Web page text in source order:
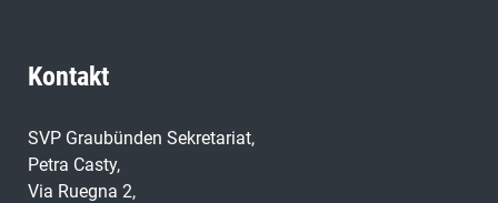
Heinz Brand die Auswirkungen des Abkommens auf die
Mitbestimmung des Volkes im Rahmen des
Abkommens.
Kontakt
SVP Graubünden Sekretariat,
Petra Casty,
Via Ruegna 2,